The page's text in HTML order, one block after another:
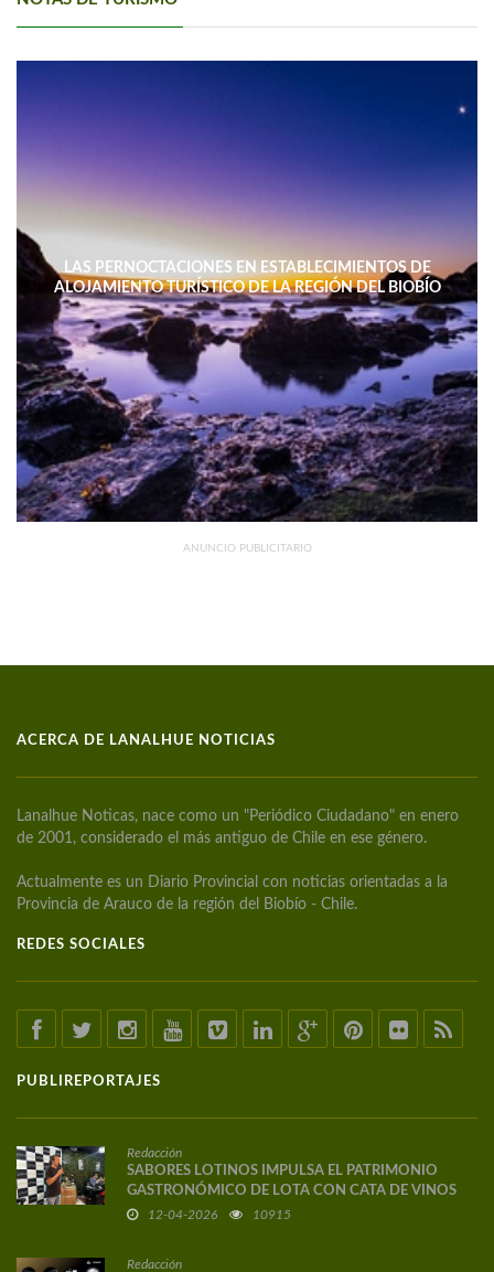
LAS PERNOCTACIONES EN ESTABLECIMIENTOS DE
ALOJAMIENTO TURÍSTICO DE LA REGIÓN DEL BIOBÍO
DISMINUYERON 15,4% INTERANUAL
ANUNCIO PUBLICITARIO
ACERCA DE LANALHUE NOTICIAS
Lanalhue Noticas, nace como un "Periódico Ciudadano" en enero
de 2001, considerado el más antiguo de Chile en ese género.
Actualmente es un Diario Provincial con noticias orientadas a la
Provincia de Arauco de la región del Biobío - Chile.
REDES SOCIALES
PUBLIREPORTAJES
Redacción
SABORES LOTINOS IMPULSA EL PATRIMONIO
GASTRONÓMICO DE LOTA CON CATA DE VINOS
DE AUTOR
12-04-2026 10915
Redacción